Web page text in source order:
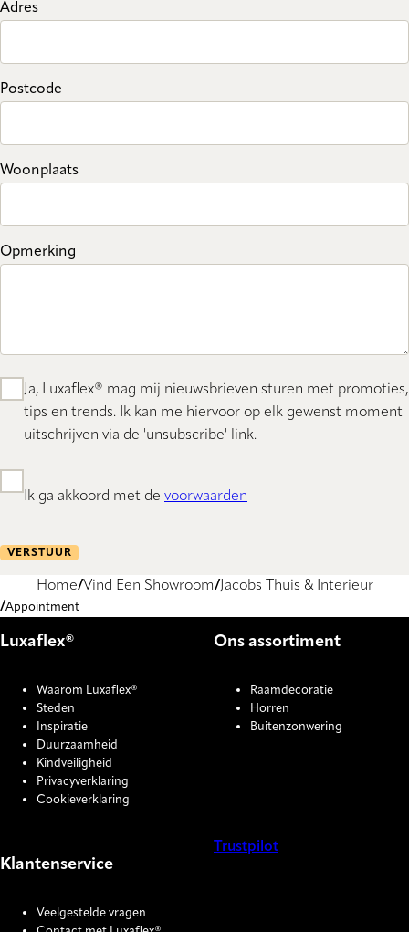
Adres
Postcode
Woonplaats
Opmerking
Ja, Luxaflex® mag mij nieuwsbrieven sturen met promoties,
tips en trends. Ik kan me hiervoor op elk gewenst moment
uitschrijven via de 'unsubscribe' link.
Ik ga akkoord met de voorwaarden
VERSTUUR
Home Vind Een Showroom Jacobs Thuis & Interieur
Appointment
Luxaflex®
Waarom Luxaflex®
Steden
Inspiratie
Duurzaamheid
Kindveiligheid
Privacyverklaring
Cookieverklaring
Ons assortiment
Raamdecoratie
Horren
Buitenzonwering
Klantenservice
Veelgestelde vragen
Trustpilot